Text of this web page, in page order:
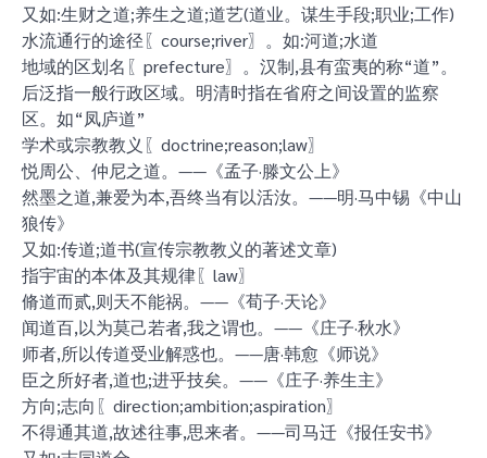
又如:生财之道;养生之道;道艺(道业。谋生手段;职业;工作)
水流通行的途径〖course;river〗。如:河道;水道
地域的区划名〖prefecture〗。汉制,县有蛮夷的称“道”。
后泛指一般行政区域。明清时指在省府之间设置的监察
区。如“凤庐道”
学术或宗教教义〖doctrine;reason;law〗
悦周公、仲尼之道。——《孟子·滕文公上》
然墨之道,兼爱为本,吾终当有以活汝。——明·马中锡《中山
狼传》
又如:传道;道书(宣传宗教教义的著述文章)
指宇宙的本体及其规律〖law〗
脩道而贰,则天不能祸。——《荀子·天论》
闻道百,以为莫己若者,我之谓也。——《庄子·秋水》
师者,所以传道受业解惑也。——唐·韩愈《师说》
臣之所好者,道也;进乎技矣。——《庄子·养生主》
方向;志向〖direction;ambition;aspiration〗
不得通其道,故述往事,思来者。——司马迁《报任安书》